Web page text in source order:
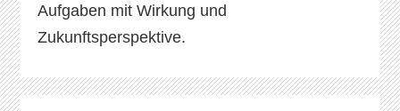
Aufgaben mit Wirkung und
Zukunftsperspektive.